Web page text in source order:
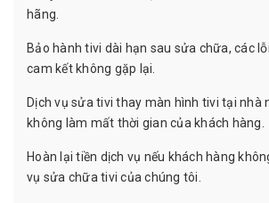
hãng.
Bảo hành tivi dài hạn sau sửa chữa, các
cam kết không gặp lại.
Dịch vụ sửa tivi thay màn hình tivi tại nhà
không làm mất thời gian của khách hàng.
Hoàn lại tiền dịch vụ nếu khách hàng
vụ sửa chữa tivi của chúng tôi.